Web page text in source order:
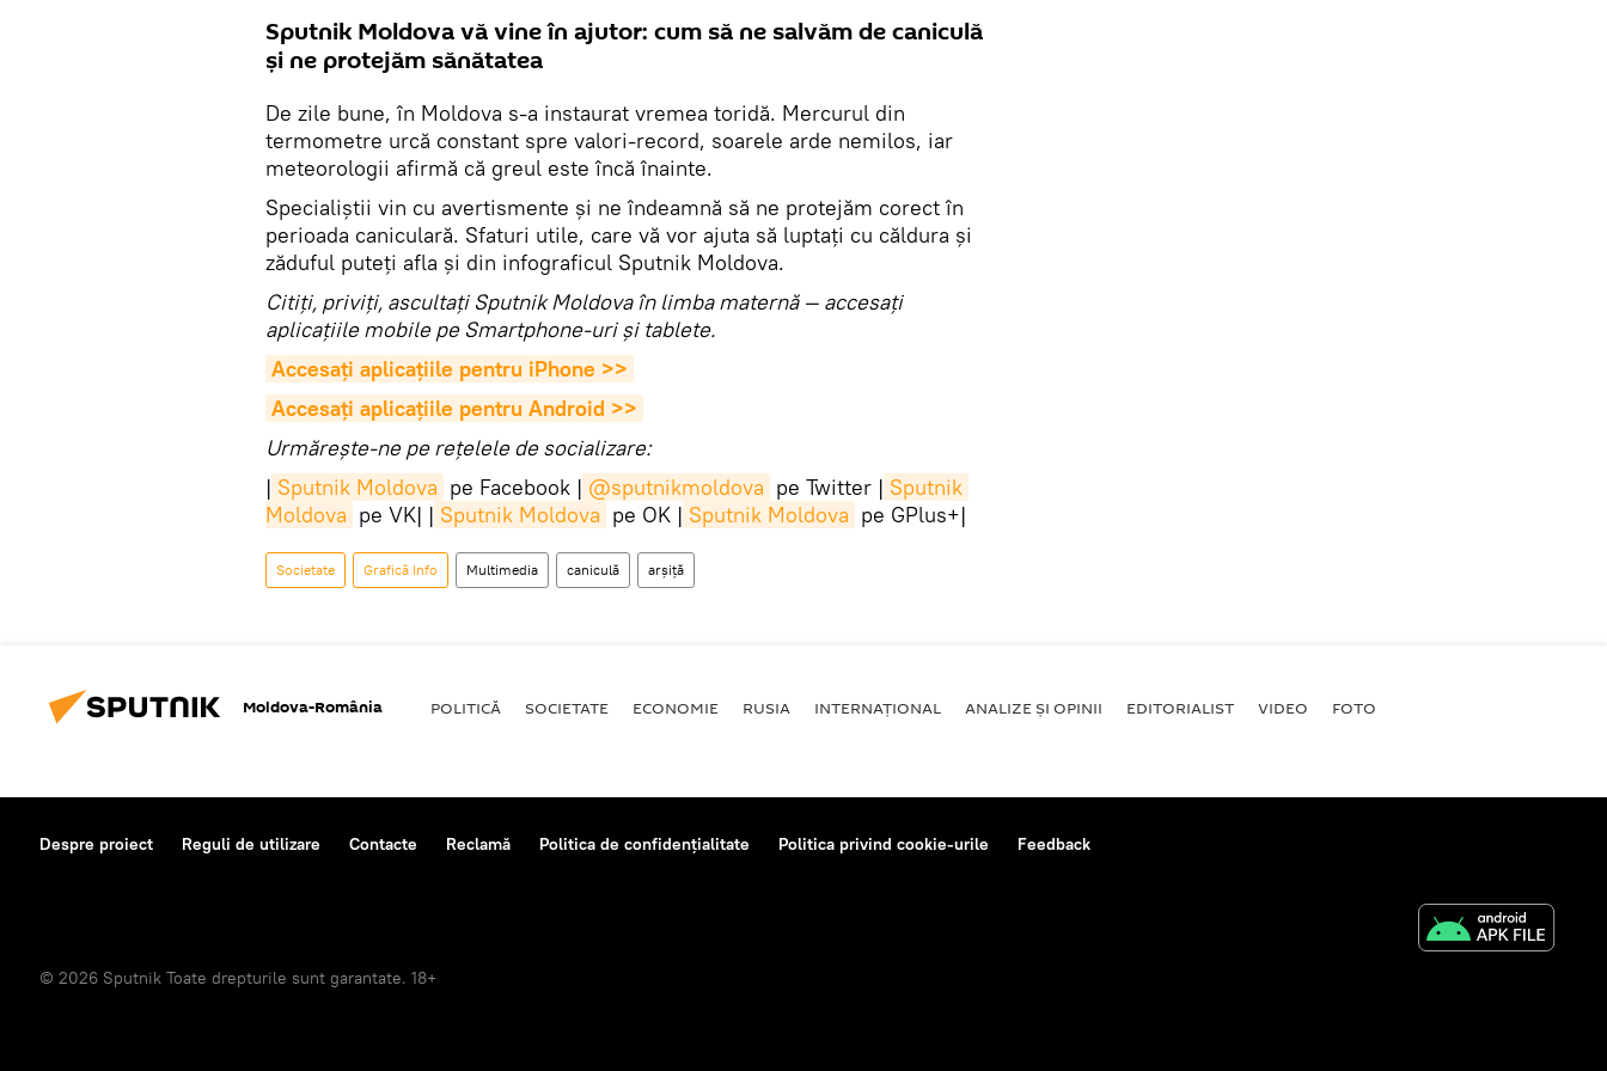
Sputnik Moldova vă vine în ajutor: cum să ne salvăm de caniculă
şi ne protejăm sănătatea
De zile bune, în Moldova s-a instaurat vremea toridă. Mercurul din
termometre urcă constant spre valori-record, soarele arde nemilos, iar
meteorologii afirmă că greul este încă înainte.
Specialiștii vin cu avertismente și ne îndeamnă să ne protejăm corect în
perioada caniculară. Sfaturi utile, care vă vor ajuta să luptați cu căldura şi
zăduful puteţi afla și din infograficul Sputnik Moldova.
Citiţi, priviţi, ascultaţi Sputnik Moldova în limba maternă — accesaţi
aplicaţiile mobile pe Smartphone-uri şi tablete.
Accesaţi aplicaţiile pentru iPhone >>
Accesaţi aplicaţiile pentru Android >>
Urmărește-ne pe rețelele de socializare:
| Sputnik Moldova pe Facebook | @sputnikmoldova pe Twitter | Sputnik
Moldova pe VK| | Sputnik Moldova pe OK | Sputnik Moldova pe GPlus+|
Societate Grafică Info Multimedia caniculă arșiță
Moldova-România POLITICĂ SOCIETATE ECONOMIE RUSIA INTERNAŢIONAL ANALIZE ȘI OPINII EDITORIALIST VIDEO FOTO
Despre proiect Reguli de utilizare Contacte Reclamă Politica de confidențialitate Politica privind cookie-urile Feedback
© 2026 Sputnik Toate drepturile sunt garantate. 18+